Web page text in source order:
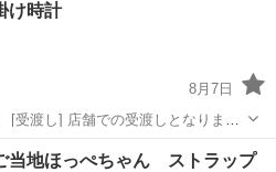
け時計
8月7日
その他
地ほっぺちゃん ストラップ